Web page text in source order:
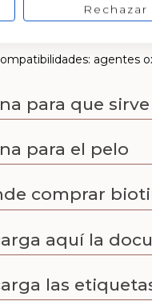
almacenar en
con la clara
agentes
para que sirve
para el pelo
comprar
aquí la
las
Rechazar